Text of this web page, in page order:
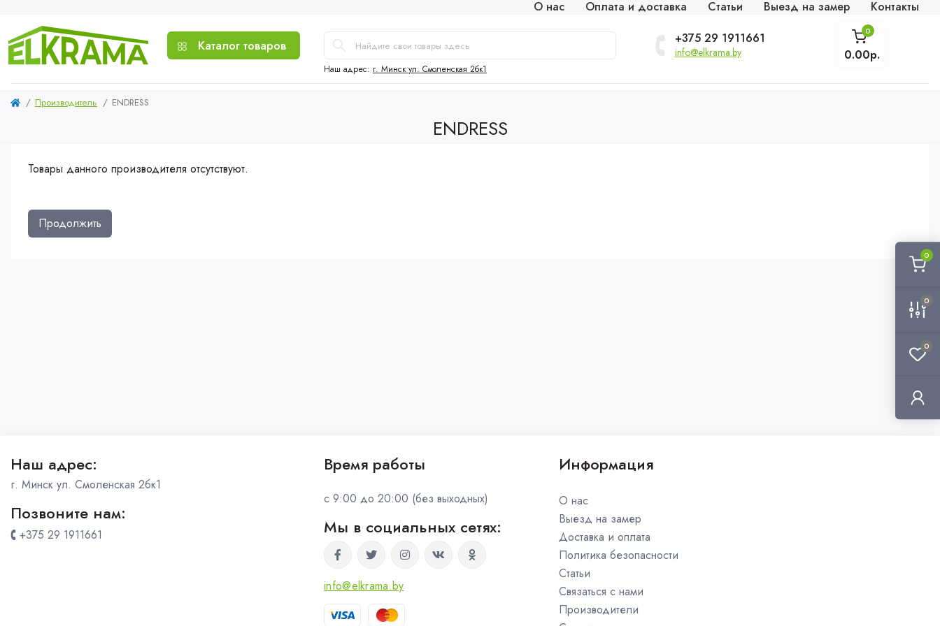
0
0
0
О нас Оплата и доставка Статьи Выезд на замер Контакты
Каталог товаров
Наш адрес: г. Минск ул. Смоленская 2бк1
+375 29 1911661
info@elkrama.by
0
0.00р.
Производитель ENDRESS
ENDRESS
Товары данного производителя отсутствуют.
Продолжить
Наш адрес:
г. Минск ул. Смоленская 2бк1
Позвоните нам:
+375 29 1911661
Время работы
c 9:00 до 20:00 (без выходных)
Мы в социальных сетях:
info@elkrama.by
Информация
О нас
Выезд на замер
Доставка и оплата
Политика безопасности
Статьи
Связаться с нами
Производители